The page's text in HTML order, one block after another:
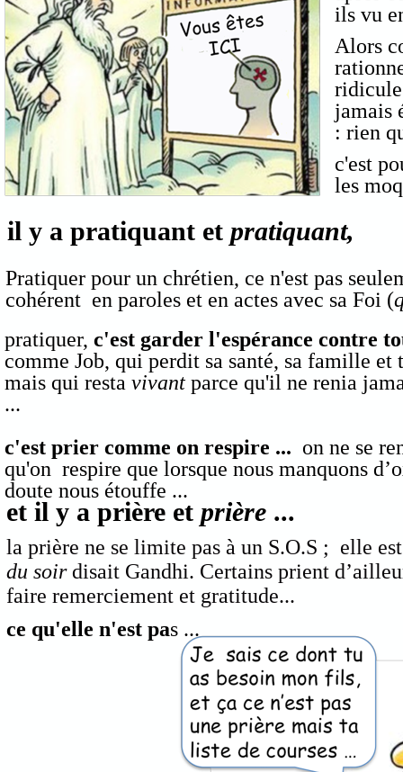
et il y a prière et prière...
la prière ne se limite pas à un S.O.S ; elle
du soirdisait Gandhi. Certains prient
faire remerciement et gratitude...
ce qu'elle n'est pas ...
il y a pratiquant et pratiquant,
ils vu
Alors
jamais
: rien
c'est
les
Pratiquer pour un chrétien, ce n'est pas
cohérent en paroles et en actes avec sa Foi (
pratiquer, c'est garder l'espérance contre
comme Job, qui perdit sa santé, sa famille et
mais qui resta vivantparce qu'il ne renia
...
c'est prier comme on respire ... on ne se
qu'on respire que lorsque nous manquons
doute nous étouffe ...